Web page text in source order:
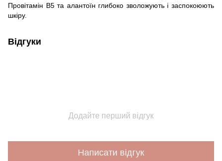
Провітамін B5 та алантоїн глибоко зволожують і заспокоюють
шкіру.
Відгуки
Додайте перший відгук
Написати відгук